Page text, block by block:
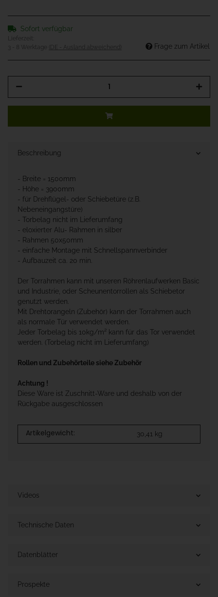
Sofort verfügbar
Lieferzeit:
3 - 8 Werktage
(DE - Ausland abweichend) Frage zum Artikel
Beschreibung
- Breite = 1500mm
- Höhe = 3900mm
- für Drehflügel- oder Schiebetüre (z.B.
Nebeneingangstüre)
- Torbelag nicht im Lieferumfang
- eloxierter Alu- Rahmen in silber
- Rahmen 50x50mm
- einfache Montage mit Schnellspannverbinder
- Aufbauzeit ca. 20 min.
Der Torrahmen kann mit unseren Röhrenlaufwerken Basic
und Industrie, oder Scheunentorrollen als Schiebetor
genutzt werden.
Mit Drehtorangeln (Zubehör) kann der Torrahmen auch
als normale Tür verwendet werden.
Jeder Torbelag bis 10kg/m² kann für das Tor verwendet
werden. (Torbelag nicht im Lieferumfang)
Rollen und Zubehörteile siehe Zubehör
Achtung !
Diese Ware ist Zuschnitt-Ware und deshalb von der
Rückgabe ausgeschlossen
Artikelgewicht: 30,41 kg
Videos
Technische Daten
Datenblätter
Prospekte